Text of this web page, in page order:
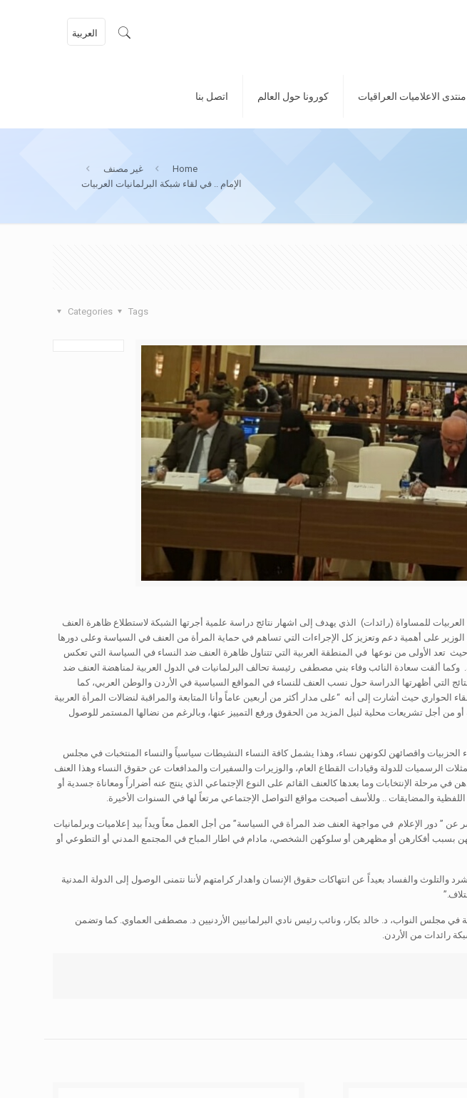
منتدى الاعلاميات العراقيات كورونا حول العالم اتصل بنا
العربية
Home
غير مصنف
الإمام .. في لقاء شبكة البرلمانيات العربيات
Categories Tags
للمساواة (رائدات) الذي يهدف إلى اشهار نتائج دراسة علمية أجرتها الشبكة لاستطلاع ظاهرة العنف
وقد شملت هذه الدراسة 216 برلمانية عربية من 16 برلمان عربي. حيث أكد الوزير على أهمية دعم وتعزيز كل الإجراءات التي تساهم في حماية المرأة من العنف في السياسة وعلى دورها
تعد الأولى من نوعها في المنطقة العربية التي تتناول ظاهرة العنف ضد النساء في السياسة التي تعكس
وكما ألقت سعادة النائب وفاء بني مصطفى رئيسة تحالف البرلمانيات في الدول العربية لمناهضة العنف ضد
التي أظهرتها الدراسة حول نسب العنف للنساء في المواقع السياسية في الأردن والوطن العربي، كما
حيث أشارت إلى أنه “على مدار أكثر من أربعين عاماً وأنا المتابعة والمراقبة لنضالات المرأة العربية
من أجل تشريعات محلية لنيل المزيد من الحقوق ورفع التمييز عنها، وبالرغم من نضالها المستمر للوصول
واقصائهن لكونهن نساء، وهذا يشمل كافة النساء النشيطات سياسياً والنساء المنتخبات في مجلس
الرسميات للدولة وقيادات القطاع العام، والوزيرات والسفيرات والمدافعات عن حقوق النساء وهذا العنف
مرحلة الإنتخابات وما بعدها كالعنف القائم على النوع الإجتماعي الذي ينتج عنه أضراراً ومعاناة جسدية أو
والمضايقات .. وللأسف أصبحت مواقع التواصل الإجتماعي مرتعاً لها في السنوات الأخيرة.
” دور الإعلام في مواجهة العنف ضد المرأة في السياسة” من أجل العمل معاً ويداً بيد إعلاميات وبرلمانيات
بسبب أفكارهن أو مظهرهن أو سلوكهن الشخصي، مادام في اطار المباح في المجتمع المدني أو التطوعي أو
والتلوث والفساد بعيداً عن انتهاكات حقوق الإنسان واهدار كرامتهم لأننا نتمنى الوصول إلى الدولة المدنية
في مجلس النواب، د. خالد بكار، ونائب رئيس نادي البرلمانيين الأردنيين د. مصطفى العماوي. كما وتضمن
رائدات من الأردن.